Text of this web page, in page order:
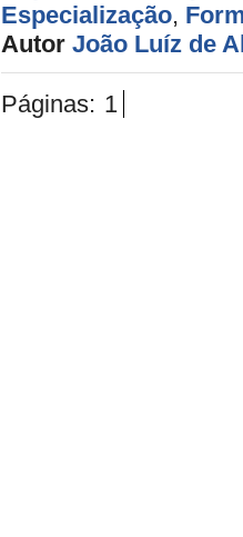
Especialização,
Autor João Luíz de
Páginas: 1